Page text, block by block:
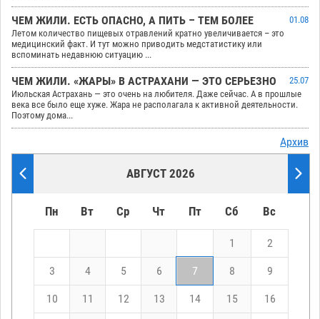
ЧЕМ ЖИЛИ. ЕСТЬ ОПАСНО, А ПИТЬ – ТЕМ БОЛЕЕ
01.08
Летом количество пищевых отравлений кратно увеличивается – это
медицинский факт. И тут можно приводить медстатистику или
вспоминать недавнюю ситуацию ...
ЧЕМ ЖИЛИ. «ЖАРЫ» В АСТРАХАНИ — ЭТО СЕРЬЕЗНО
25.07
Июльская Астрахань — это очень на любителя. Даже сейчас. А в прошлые
века все было еще хуже. Жара не располагала к активной деятельности.
Поэтому дома...
Архив
АВГУСТ 2026
Пн Вт Ср Чт Пт Сб Вс
1 2
3 4 5 6 7 8 9
10 11 12 13 14 15 16